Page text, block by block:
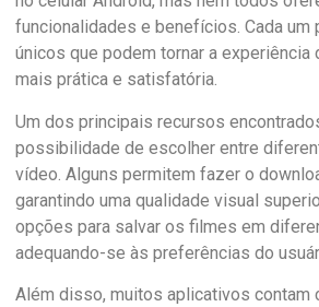
funcionalidades e benefícios. Cada um
únicos que podem tornar a experiência
mais prática e satisfatória.
Um dos principais recursos
possibilidade de escolher entre
vídeo. Alguns permitem fazer o
garantindo uma qualidade visual
opções para salvar os filmes em
adequando-se às preferências do
Além disso, muitos aplicativos contam